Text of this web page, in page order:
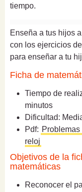
tiempo.
Enseña a tus hijos
con los ejercicios
para enseñar a tu
Ficha de
Tiempo de
minutos
Dificultad:
Pdf: Problemas
reloj
Objetivos de la
matemáticas
Reconocer el